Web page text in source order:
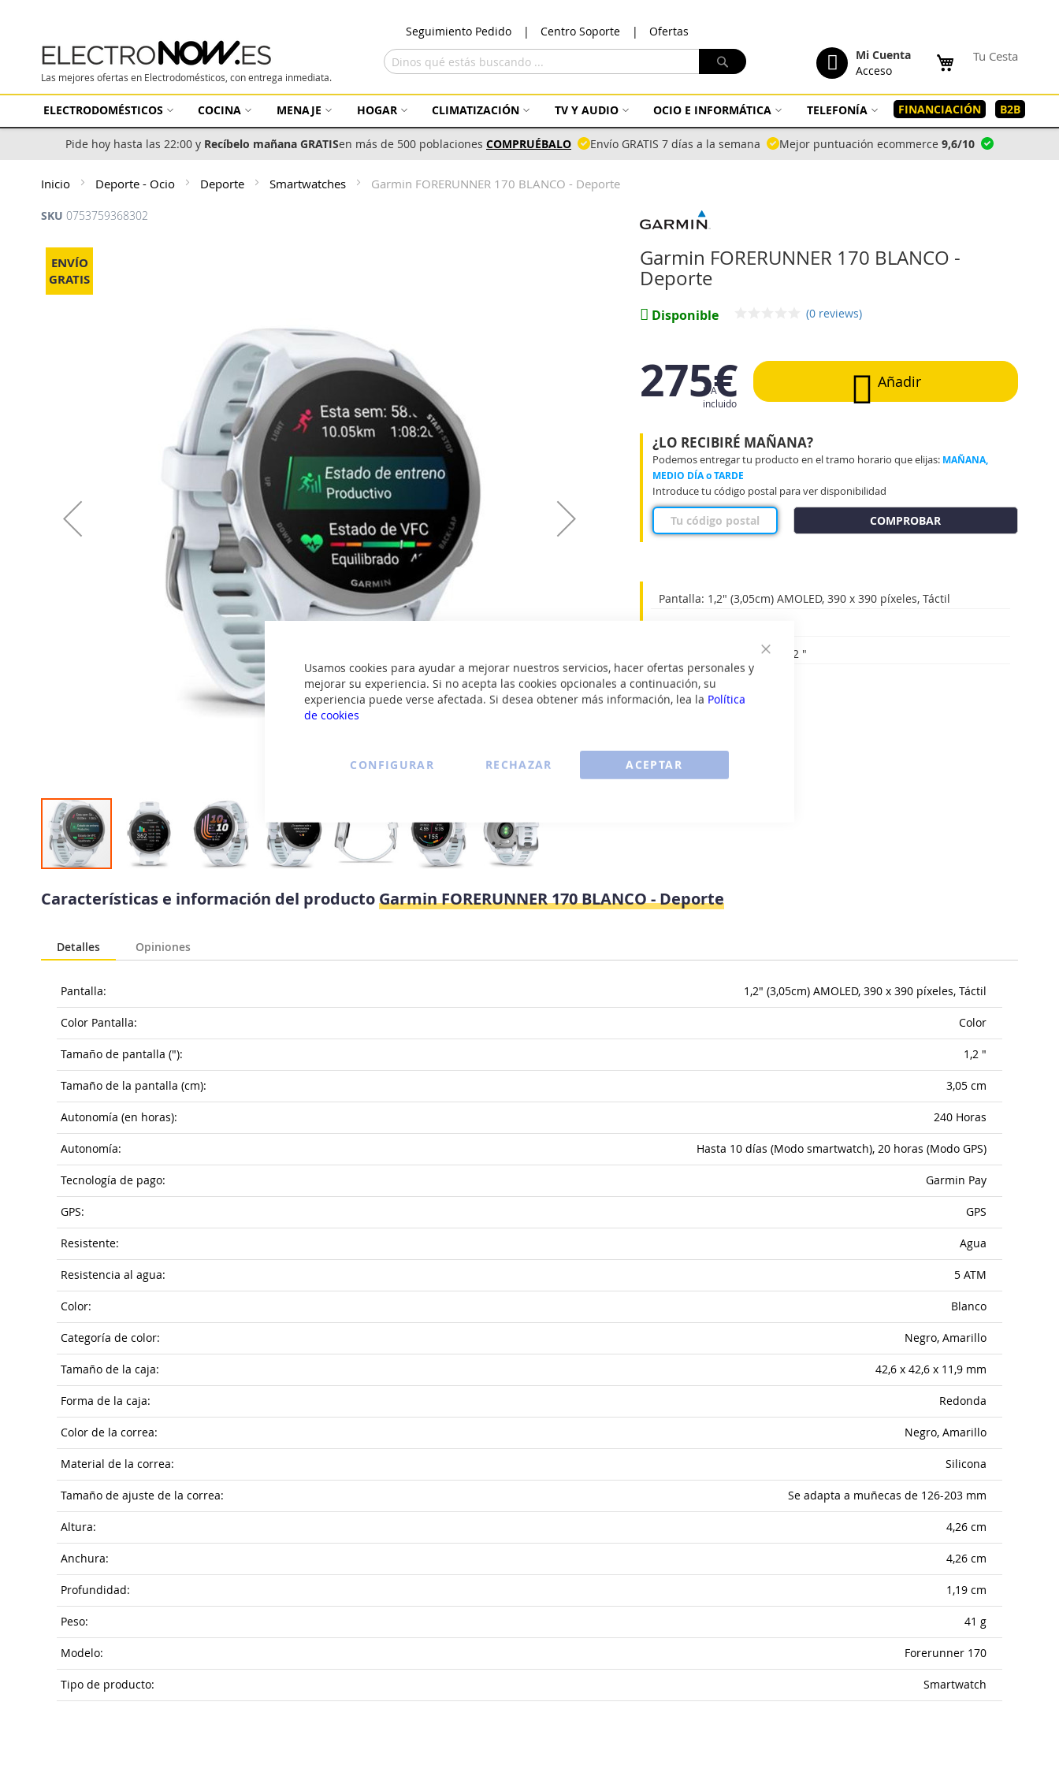
Usamos cookies para ayudar a mejorar nuestros servicios, hacer ofertas personales y
mejorar su experiencia. Si no acepta las cookies opcionales a continuación, su
experiencia puede verse afectada. Si desea obtener más información, lea la Política
de cookies
ACEPTAR
CONFIGURAR RECHAZAR
Seguimiento Pedido Centro Soporte Ofertas
contenido
Las mejores ofertas en Electrodomésticos, con entrega inmediata.
Tu Cesta
Mi Cuenta
Acceso
Buscar
ELECTRODOMÉSTICOS COCINA MENAJE HOGAR CLIMATIZACIÓN TV Y AUDIO OCIO E INFORMÁTICA TELEFONÍA FINANCIACIÓN B2B
Pide hoy hasta las 22:00 y Recíbelo mañana GRATISen más de 500 poblaciones COMPRUÉBALO Envío GRATIS 7 días a la semana Mejor puntuación ecommerce 9,6/10
Inicio Deporte - Ocio Deporte Smartwatches Garmin FORERUNNER 170 BLANCO - Deporte
Garmin FORERUNNER 170 BLANCO -
Deporte
Disponible (0 reviews)
275€
IVA
incluido
Añadir
¿LO RECIBIRÉ MAÑANA?
Podemos entregar tu producto en el tramo horario que elijas: MAÑANA,
MEDIO DÍA o TARDE
Introduce tu código postal para ver disponibilidad
COMPROBAR
Pantalla: 1,2" (3,05cm) AMOLED, 390 x 390 píxeles, Táctil
Tamaño de pantalla ("): 1,2 "
ENVÍO
GRATIS
SKU 0753759368302
Saltar
final
de
al
comienzo
galería
imágenes
Características e información del productoGarmin FORERUNNER 170 BLANCO - Deporte
Detalles
Pantalla: 1,2" (3,05cm) AMOLED, 390 x 390 píxeles, Táctil
Color Pantalla: Color
Tamaño de pantalla ("): 1,2 "
Tamaño de la pantalla (cm): 3,05 cm
Autonomía (en horas): 240 Horas
Autonomía: Hasta 10 días (Modo smartwatch), 20 horas (Modo GPS)
Tecnología de pago: Garmin Pay
GPS: GPS
Resistente: Agua
Resistencia al agua: 5 ATM
Color: Blanco
Categoría de color: Negro, Amarillo
Tamaño de la caja: 42,6 x 42,6 x 11,9 mm
Forma de la caja: Redonda
Color de la correa: Negro, Amarillo
Material de la correa: Silicona
Tamaño de ajuste de la correa: Se adapta a muñecas de 126-203 mm
Altura: 4,26 cm
Anchura: 4,26 cm
Profundidad: 1,19 cm
Peso: 41 g
Modelo: Forerunner 170
Tipo de producto: Smartwatch
Opiniones